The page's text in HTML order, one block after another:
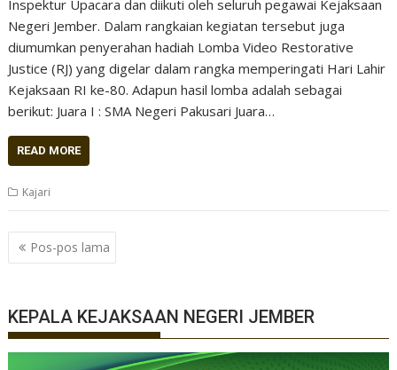
Inspektur Upacara dan diikuti oleh seluruh pegawai Kejaksaan
Negeri Jember. Dalam rangkaian kegiatan tersebut juga
diumumkan penyerahan hadiah Lomba Video Restorative
Justice (RJ) yang digelar dalam rangka memperingati Hari Lahir
Kejaksaan RI ke-80. Adapun hasil lomba adalah sebagai
berikut: Juara I : SMA Negeri Pakusari Juara…
READ MORE
Kajari
Navigasi
pos
Pos-pos lama
KEPALA KEJAKSAAN NEGERI JEMBER